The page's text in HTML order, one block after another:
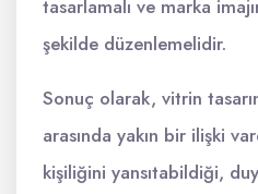
tasarlamalı ve marka
şekilde düzenlemelidir.
Sonuç olarak, vitrin
arasında yakın bir ilişki
kişiliğini yansıtabildiği,